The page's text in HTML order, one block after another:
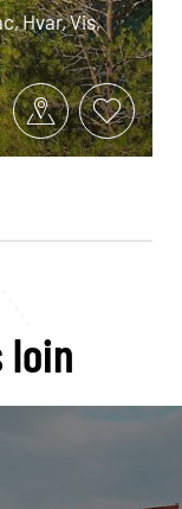
Hvar, Vis,
loin